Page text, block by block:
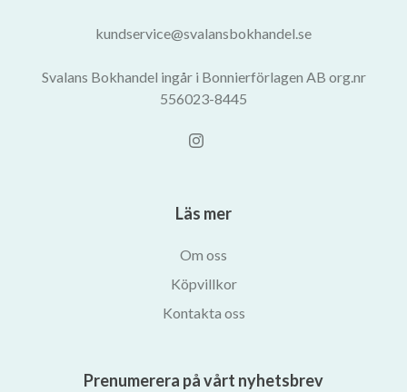
kundservice@svalansbokhandel.se
Svalans Bokhandel ingår i Bonnierförlagen AB org.nr
556023-8445
Läs mer
Om oss
Köpvillkor
Kontakta oss
Prenumerera på vårt nyhetsbrev